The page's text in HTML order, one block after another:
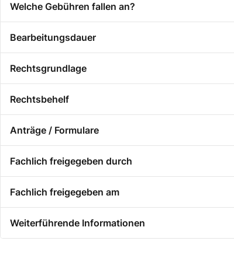
Welche Gebühren fallen an?
Bearbeitungsdauer
Rechtsgrundlage
Rechtsbehelf
Anträge / Formulare
Fachlich freigegeben durch
Fachlich freigegeben am
Weiterführende Informationen